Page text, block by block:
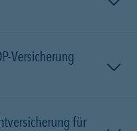
Versicherung
für